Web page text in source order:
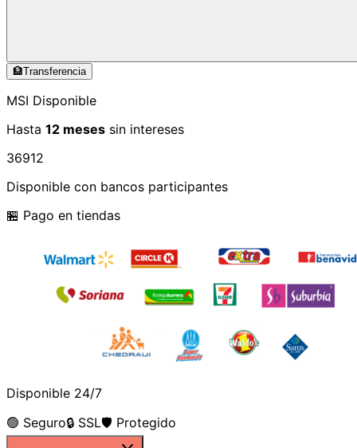
🏦Transferencia
MSI Disponible
Hasta 12 meses sin intereses
36912
Disponible con bancos participantes
🏪 Pago en tiendas
Disponible 24/7
🟢 Seguro🔒 SSL🛡️ Protegido